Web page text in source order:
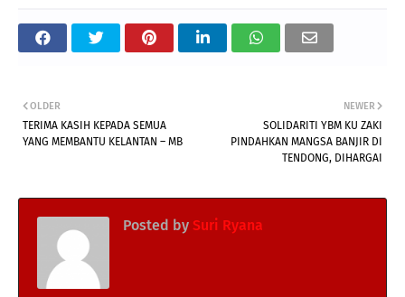
NEWER
SOLIDARITI YBM KU ZAKI
PINDAHKAN MANGSA BANJIR DI
TENDONG, DIHARGAI
OLDER
TERIMA KASIH KEPADA SEMUA
YANG MEMBANTU KELANTAN – MB
Posted by Suri Ryana